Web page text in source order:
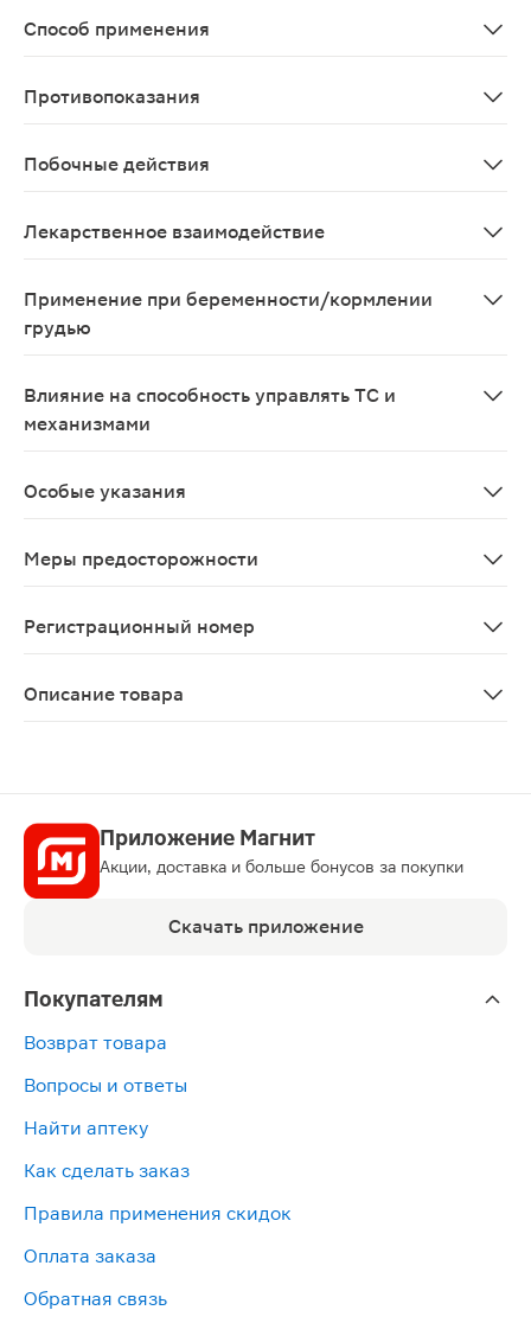
Способ применения
Противопоказания
Побочные действия
Лекарственное взаимодействие
Применение при беременности/кормлении
грудью
Влияние на способность управлять ТС и
механизмами
Особые указания
Меры предосторожности
Регистрационный номер
Описание товара
Приложение Магнит
Акции, доставка и больше бонусов за покупки
Скачать приложение
Покупателям
Возврат товара
Вопросы и ответы
Найти аптеку
Как сделать заказ
Правила применения скидок
Оплата заказа
Обратная связь